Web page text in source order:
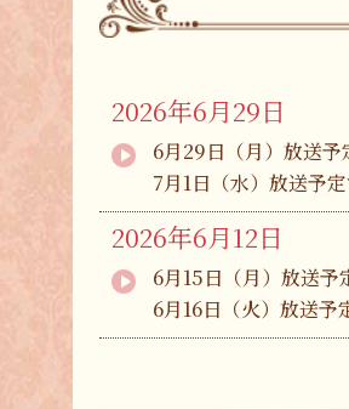
2026年6月29日
6月29日（月）放送予
7月1日（水）放送予
2026年6月12日
6月15日（月）放送予
6月16日（火）放送予